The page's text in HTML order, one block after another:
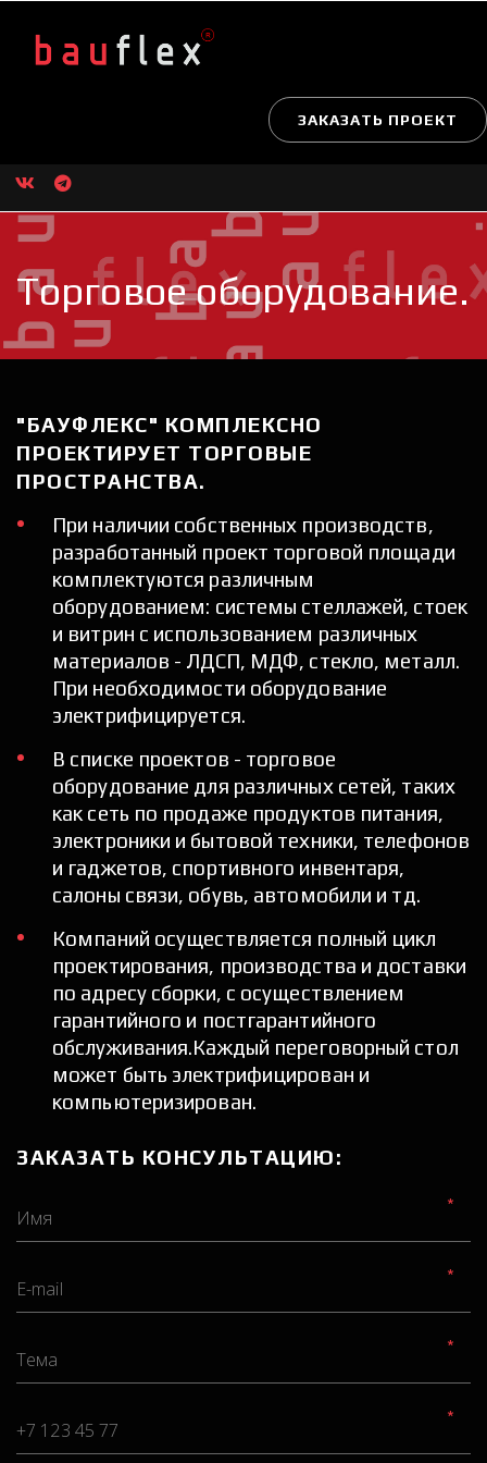
ЗАКАЗАТЬ ПРОЕКТ
Торговое оборудование.
"БАУФЛЕКС" КОМПЛЕКСНО
ПРОЕКТИРУЕТ ТОРГОВЫЕ
ПРОСТРАНСТВА. ⠀
При наличии собственных производств,
разработанный проект торговой площади
комплектуются различным
оборудованием: системы стеллажей, стоек
и витрин с использованием различных
материалов - ЛДСП, МДФ, стекло, металл.
При необходимости оборудование
электрифицируется.
В списке проектов - торговое
оборудование для различных сетей, таких
как сеть по продаже продуктов питания,
электроники и бытовой техники, телефонов
и гаджетов, спортивного инвентаря,
салоны связи, обувь, автомобили и тд.
Компаний осуществляется полный цикл
проектирования, производства и доставки
по адресу сборки, с осуществлением
гарантийного и постгарантийного
обслуживания.Каждый переговорный стол
может быть электрифицирован и
компьютеризирован.
ЗАКАЗАТЬ КОНСУЛЬТАЦИЮ:
*
*
*
*